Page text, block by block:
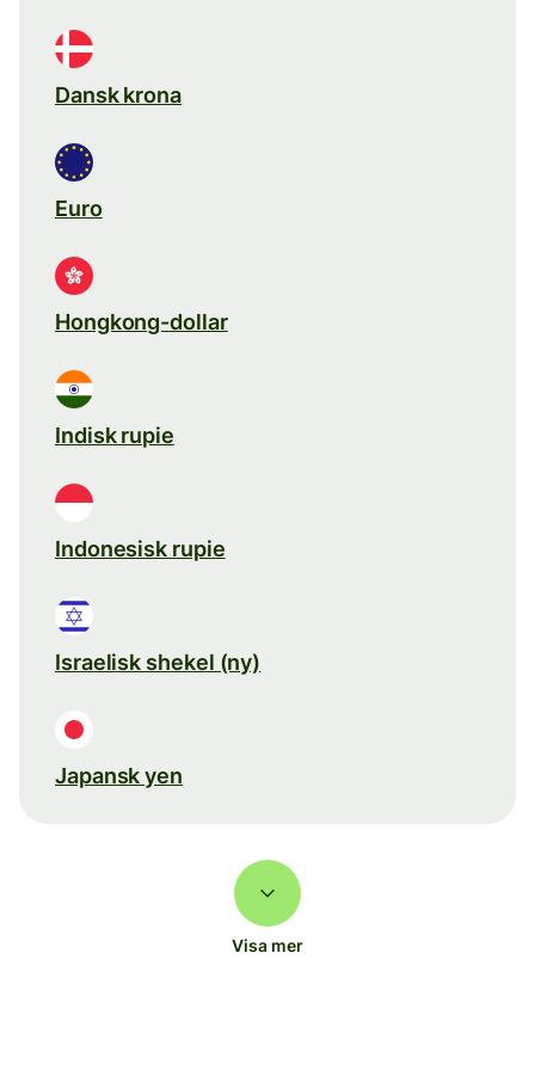
Dansk krona
Euro
Hongkong-dollar
Indisk rupie
Indonesisk rupie
Israelisk shekel (ny)
Japansk yen
Visa mer